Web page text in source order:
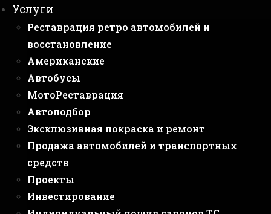
Услуги
Реставрация ретро автомобилей и
восстановление
Американские
Автобусы
МотоРеставрация
Автоподбор
Эксклюзивная покраска и ремонт
Продажа автомобилей и транспортных
средств
Проекты
Инвестирование